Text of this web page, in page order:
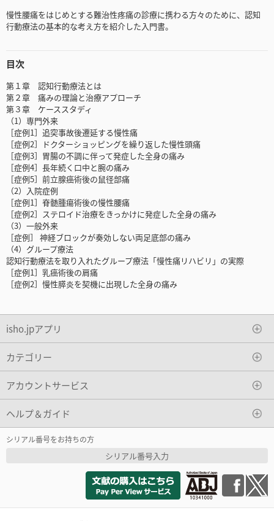
慢性腰痛をはじめとする難治性疼痛の診療に携わる方々のために、認知
行動療法の基本的な考え方を紹介した入門書。
目次
第１章 認知行動療法とは
第２章 痛みの理論と治療アプローチ
第３章 ケーススタディ
（1）専門外来
［症例1］追突事故後遷延する慢性痛
［症例2］ドクターショッピングを繰り返した慢性頭痛
［症例3］胃腸の不調に伴って発症した全身の痛み
［症例4］長年続く口中と腕の痛み
［症例5］前立腺癌術後の鼠径部痛
（2）入院症例
［症例1］脊髄腫瘍術後の慢性腰痛
［症例2］ステロイド治療をきっかけに発症した全身の痛み
（3）一般外来
［症例］ 神経ブロックが奏効しない両足底部の痛み
（4）グループ療法
認知行動療法を取り入れたグループ療法「慢性痛リハビリ」の実際
［症例1］乳癌術後の肩痛
［症例2］慢性膵炎を契機に出現した全身の痛み
isho.jpアプリ
カテゴリー
アカウントサービス
ヘルプ＆ガイド
シリアル番号をお持ちの方
シリアル番号入力